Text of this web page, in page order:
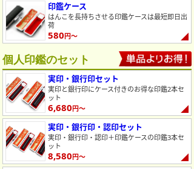
印鑑ケース
はんこを長持ちさせる印鑑ケースは最短即日出
荷
580円～
個人印鑑のセット
実印・銀行印セット
実印と銀行印にケース付きのお得な印鑑2本セ
ット
6,680円～
実印・銀行印・認印セット
実印・銀行印・認印＋印鑑ケースの印鑑3本セ
ット
8,580円～